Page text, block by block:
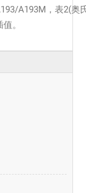
A193M，表2(奥
。